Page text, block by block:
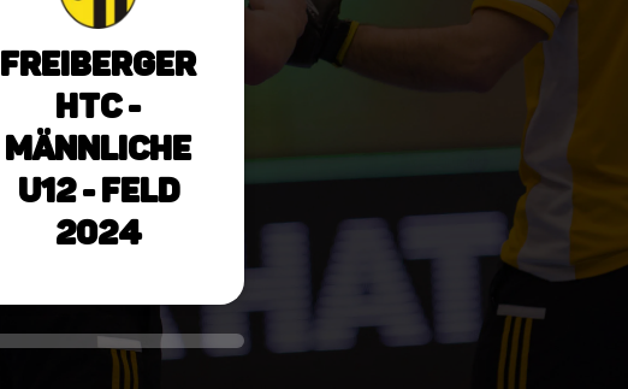
Freiberger
HTC -
Männliche
U12 - Feld
2024